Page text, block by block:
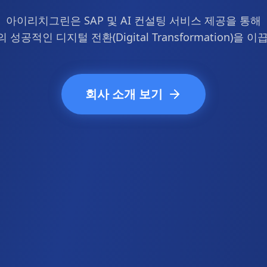
아이리치그린은 SAP 및 AI 컨설팅 서비스 제공을 통해
성공적인 디지털 전환(Digital Transformation)을 이
회사 소개 보기